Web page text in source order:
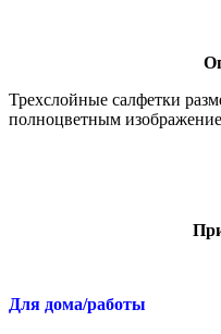
Трехслойные салфетки
полноцветным
Для дома/работы